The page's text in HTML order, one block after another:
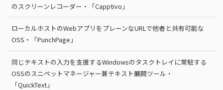
のスクリーンレコーダー・「Capptivo」
ローカルホストのWebアプリをプレーンなURLで他者と共有可能な
OSS・「PunchPage」
同じテキストの入力を支援するWindowsのタスクトレイに常駐する
OSSのスニペットマネージャー兼テキスト展開ツール・
「QuickText」